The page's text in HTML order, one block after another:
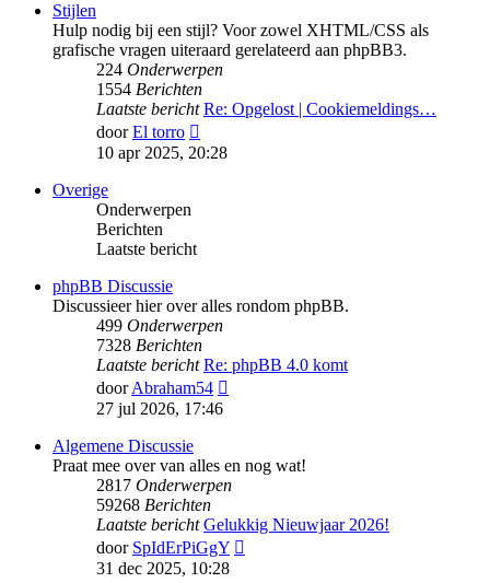
Stijlen
Hulp nodig bij een stijl? Voor zowel XHTML/CSS als
grafische vragen uiteraard gerelateerd aan phpBB3.
224 Onderwerpen
1554 Berichten
Laatste bericht Re: Opgelost | Cookiemeldings…
doorEl torro
laatste
10 apr 2025, 20:28
Overige
Onderwerpen
Berichten
Laatste bericht
phpBB Discussie
Discussieer hier over alles rondom phpBB.
499 Onderwerpen
7328 Berichten
Laatste bericht Re: phpBB 4.0 komt
doorAbraham54
27 jul 2026, 17:46
Algemene Discussie
Praat mee over van alles en nog wat!
2817 Onderwerpen
59268 Berichten
Laatste bericht Gelukkig Nieuwjaar 2026!
door SpIdErPiGgY
31 dec 2025, 10:28